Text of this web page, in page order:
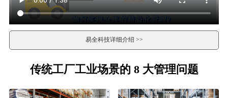
易全科技详细介绍 >>
传统工厂工业场景的 8 大管理问题